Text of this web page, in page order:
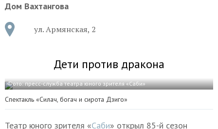
Дом Вахтангова
ул. Армянская, 2
Дети против дракона
Фото: пресс-служба театра юного зрителя «Саби»
Спектакль «Силач, богач и сирота Дзиго»
Театр юного зрителя «Саби» открыл 85-й сезон